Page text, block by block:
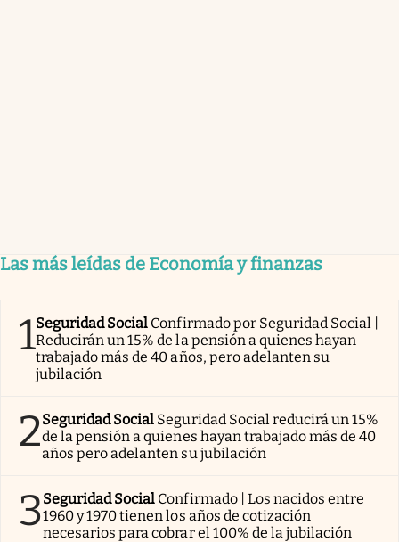
Las más leídas de Economía y finanzas
1Seguridad Social Confirmado por Seguridad Social |
Reducirán un 15% de la pensión a quienes hayan
trabajado más de 40 años, pero adelanten su
jubilación
2Seguridad Social Seguridad Social reducirá un 15%
de la pensión a quienes hayan trabajado más de 40
años pero adelanten su jubilación
3Seguridad Social Confirmado | Los nacidos entre
1960 y 1970 tienen los años de cotización
necesarios para cobrar el 100% de la jubilación